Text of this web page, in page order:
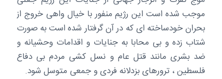
موجب شده است این رژیم منفور با خیال واهی خروج از
بحران خودساخته ای که در آن گرفتار شده است به صورت
شتاب زده و بی محابا به جنایات و اقدامات وحشیانه و
ضد بشری مانند قتل عام و نسل کشی مردم بی دفاع
فلسطین ، ترورهای بزدلانه فردی و جمعی متوسل شود.